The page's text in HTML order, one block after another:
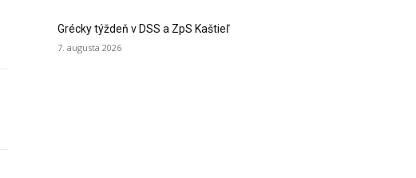
Grécky týždeň v DSS a ZpS Kaštieľ
7. augusta 2026